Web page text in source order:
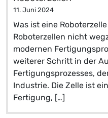
11. Juni 2024
Was ist eine
Roboterzellen nicht
modernen
weiterer Schritt in der
Fertigungsprozesses,
Industrie. Die Zelle ist
Fertigung, […]